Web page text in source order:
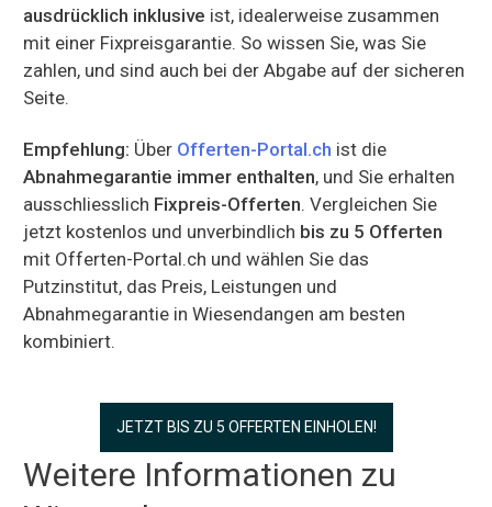
ausdrücklich inklusive ist, idealerweise zusammen
mit einer Fixpreisgarantie. So wissen Sie, was Sie
zahlen, und sind auch bei der Abgabe auf der sicheren
Seite.
Empfehlung: Über Offerten-Portal.ch ist die
Abnahmegarantie immer enthalten, und Sie erhalten
ausschliesslich Fixpreis-Offerten. Vergleichen Sie
jetzt kostenlos und unverbindlich bis zu 5 Offerten
mit Offerten-Portal.ch und wählen Sie das
Putzinstitut, das Preis, Leistungen und
Abnahmegarantie in Wiesendangen am besten
kombiniert.
JETZT BIS ZU 5 OFFERTEN EINHOLEN!
Weitere Informationen zu